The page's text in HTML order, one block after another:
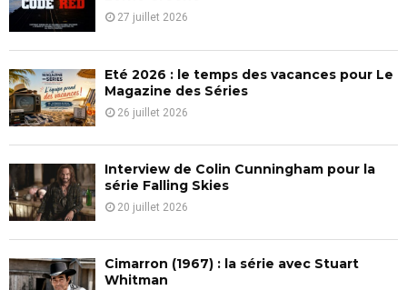
r
:
C
27 juillet 2026
Eté 2026 : le temps des vacances pour Le
Magazine des Séries
26 juillet 2026
Interview de Colin Cunningham pour la
série Falling Skies
20 juillet 2026
Cimarron (1967) : la série avec Stuart
Whitman